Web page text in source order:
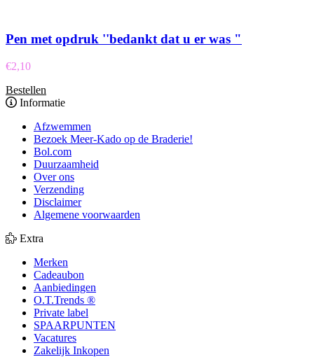
Pen met opdruk ''bedankt dat u er was "
€2,10
Bestellen
Informatie
Afzwemmen
Bezoek Meer-Kado op de Braderie!
Bol.com
Duurzaamheid
Over ons
Verzending
Disclaimer
Algemene voorwaarden
Extra
Merken
Cadeaubon
Aanbiedingen
O.T.Trends ®
Private label
SPAARPUNTEN
Vacatures
Zakelijk Inkopen